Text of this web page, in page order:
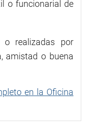
o funcionarial de
o realizadas por
amistad o buena
en la Oficina